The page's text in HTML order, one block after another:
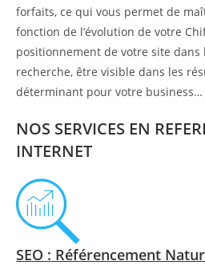
forfaits, ce qui vous permet de
fonction de l’évolution de votre
positionnement de votre site dans
recherche, être visible dans les
déterminant pour votre business…
NOS SERVICES EN
INTERNET
SEO : Référencement